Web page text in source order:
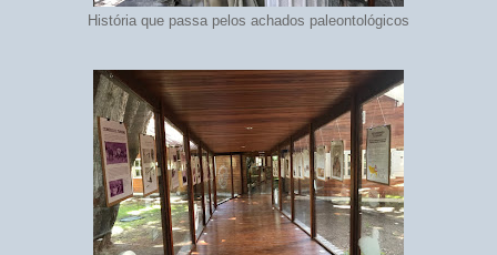
História que passa pelos achados paleontológicos